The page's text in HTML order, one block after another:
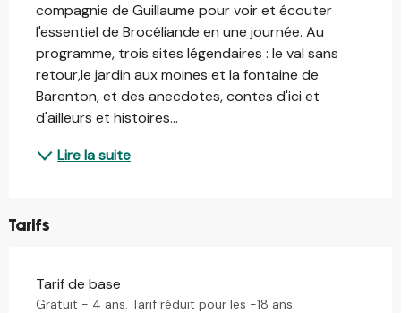
compagnie de Guillaume pour voir et écouter
l'essentiel de Brocéliande en une journée. Au
programme, trois sites légendaires : le val sans
retour,le jardin aux moines et la fontaine de
Barenton, et des anecdotes, contes d'ici et
d'ailleurs et histoires...
Lire la suite
Tarifs
Tarif de base
Gratuit - 4 ans. Tarif réduit pour les -18 ans.